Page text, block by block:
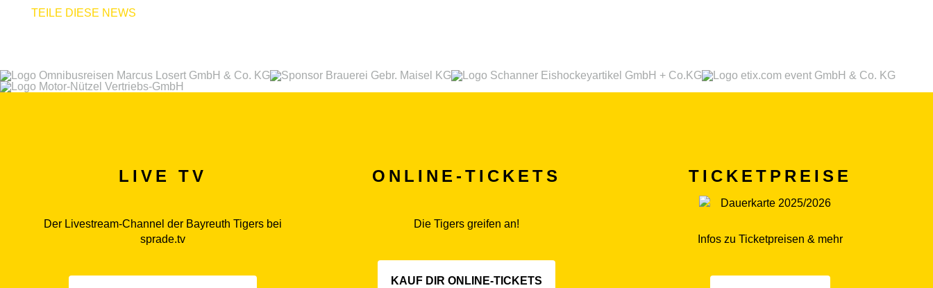
TEILE DIESE NEWS
LIVE TV
Der Livestream-Channel der Bayreuth Tigers bei
sprade.tv
ONLINE-TICKETS
Die Tigers greifen an!
KAUF DIR ONLINE-TICKETS
TICKETPREISE
Infos zu Ticketpreisen & mehr